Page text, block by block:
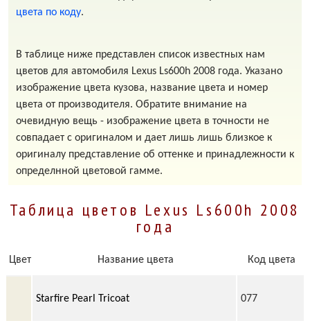
цвета по коду.
В таблице ниже представлен список известных нам
цветов для автомобиля Lexus Ls600h 2008 года. Указано
изображение цвета кузова, название цвета и номер
цвета от производителя. Обратите внимание на
очевидную вещь - изображение цвета в точности не
совпадает с оригиналом и дает лишь лишь близкое к
оригиналу представление об оттенке и принадлежности к
определнной цветовой гамме.
Таблица цветов Lexus Ls600h 2008
года
Цвет Название цвета Код цвета
Starfire Pearl Tricoat 077